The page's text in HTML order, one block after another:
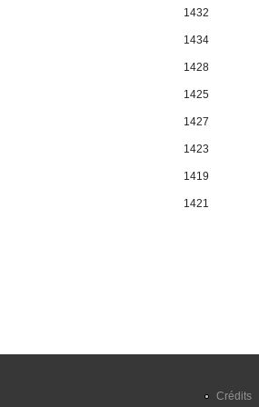
1432
1434
1428
1425
1427
1423
1419
1421
Crédits